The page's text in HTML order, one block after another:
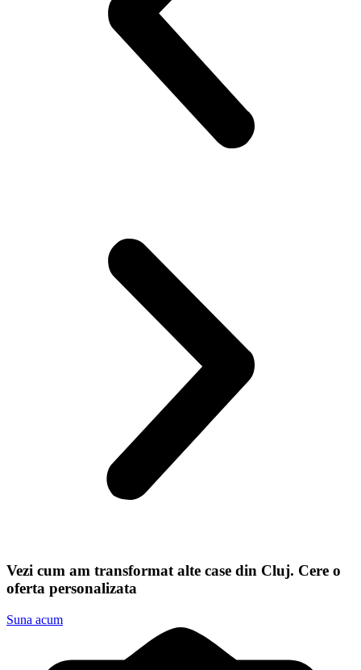
Vezi cum am transformat alte case din Cluj. Cere o
oferta personalizata
Suna acum